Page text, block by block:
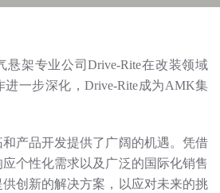
悬架专业公司Drive-Rite在改装领域
进一步深化，Drive-Rite成为AMK集
产品开发提供了广阔的机遇。凭借
个性化需求以及广泛的国际化销售
创新的解决方案，以应对未来的挑